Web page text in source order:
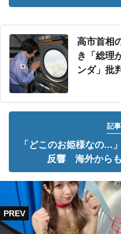
高市首相
き「総理
ンダ」批
記
「どこのお姫様なの...
反響 海外からも